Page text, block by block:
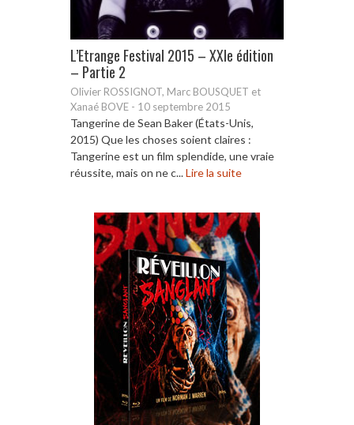
L’Etrange Festival 2015 – XXIe édition
– Partie 2
Olivier ROSSIGNOT, Marc BOUSQUET et
Xanaé BOVE - 10 septembre 2015
Tangerine de Sean Baker (États-Unis,
2015) Que les choses soient claires :
Tangerine est un film splendide, une vraie
réussite, mais on ne c...Lire la suite